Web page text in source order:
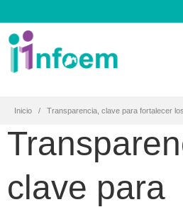
Inicio Transparencia, clave para fortalecer
clave para